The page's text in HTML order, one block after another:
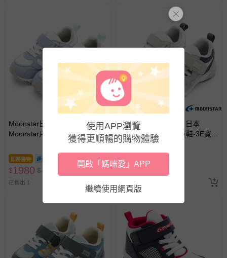
-其他原廠盒裝商品封口處已貼上「不可拆封」，或具警
國際航空、客運、訂房等服務。
相關的退換貨辦理流程，可詳見：退換貨 & 退款問題
運送服務：目前提供的運送僅限台灣本島。如您位於離島地
區，可能會無法配送，或須依據商品需加收離島運費。廠商
亦保留出貨與否的權利。離島、偏遠地區、樓層親送等加價
費用，可能會另需加收。
商品實際的配達日期，可於訂單個人資料內的查詢訂單內，
已出貨通知之訊息為主。
如您收到商品，請依正常流程檢查是否完好，若商品遇瑕疵
情形，您可申請更換新品或退貨，請見：
若您對於會員帳號、商品訂購與資訊、購物流程、付款方
式、折價券與購物金的使用、退貨及商品運送方式等有疑
問，你可詳見： 媽咪愛客服中心。
預購商品：預購為海外同步代購，遇缺貨即會通知媽咪並協
Moonstar日本月星 - 日本
Moonstar月星頂級童鞋-3E寬楦
HI系列2355HI9(中小童段)-機
能鞋-灰藍紫白-15~21cm
即將售完
$1980 $2080
已售出 1
Moonstar日本月星 - 日本
Moonstar月星頂級童鞋-3E寬楦
HI系列2355HI7(中小童段)-機
能鞋-卡其灰-15~21cm
即將售完
$1980
使用APP瀏覽
獲得更順暢的購物體驗
開啟「媽咪愛」APP
繼續使用網頁版